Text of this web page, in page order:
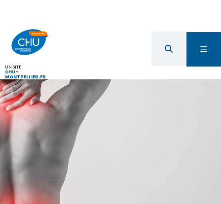
UN SITE
CHU-
MONTPELLIER.FR